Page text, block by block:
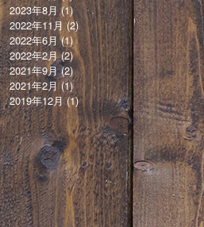
2023年8月(1)
2022年11月(2)
2022年6月(1)
2022年2月(2)
2021年9月(2)
2021年2月(1)
2019年12月(1)